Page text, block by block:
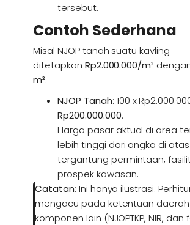
tersebut.
Contoh Sederhana
Misal NJOP tanah suatu kavling
ditetapkan Rp2.000.000/m²
m².
NJOP Tanah: 100 x
Rp200.000.000.
Harga pasar aktual di area
lebih tinggi dari angka di atas
tergantung permintaan,
prospek kawasan.
Catatan: Ini hanya ilustrasi.
mengacu pada ketentuan
komponen lain (NJOPTKP, NIR, dan